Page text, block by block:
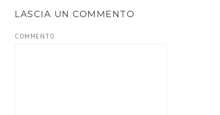
LASCIA UN COMMENTO
COMMENTO